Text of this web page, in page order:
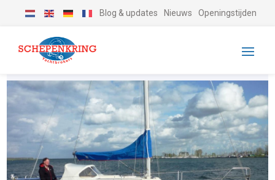
Blog & updates Nieuws Openingstijden